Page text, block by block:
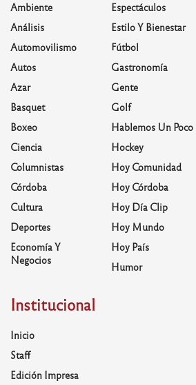
Ambiente
Análisis
Automovilismo
Autos
Azar
Basquet
Boxeo
Ciencia
Columnistas
Córdoba
Cultura
Deportes
Economía Y
Negocios
Espectáculos
Estilo Y Bienestar
Fútbol
Gastronomía
Gente
Golf
Hablemos Un Poco
Hockey
Hoy Comunidad
Hoy Córdoba
Hoy Día Clip
Hoy Mundo
Hoy País
Humor
Institucional
Inicio
Staff
Edición Impresa